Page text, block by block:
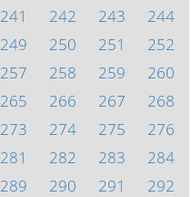
241 242 243
244
249 250 251
252
257 258 259
260
265 266 267
268
273 274 275
276
281 282 283
284
289 290 291
292